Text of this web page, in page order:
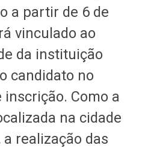
a partir de 6 de
vinculado ao
da instituição
candidato no
Como a
na cidade
a realização das